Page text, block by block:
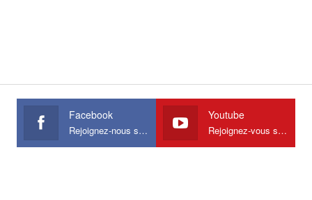
Facebook
Rejoignez-nous sur Facebook
Youtube
Rejoignez-vous sur Youtube